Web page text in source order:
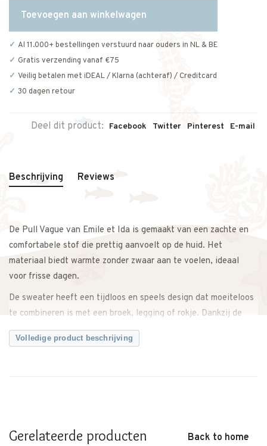
Toevoegen aan winkelwagen
Al 11.000+ bestellingen verstuurd naar ouders in NL & BE
Gratis verzending vanaf €75
Veilig betalen met iDEAL / Klarna (achteraf) / Creditcard
30 dagen retour
Deel dit product: Facebook Twitter Pinterest E-mail
Beschrijving Reviews
De Pull Vague van Emile et Ida is gemaakt van een zachte en
comfortabele stof die prettig aanvoelt op de huid. Het
materiaal biedt warmte zonder zwaar aan te voelen, ideaal
voor frisse dagen.
De sweater heeft een tijdloos en speels design dat moeiteloos
te combineren is met een broek, legging of rokje. Dankzij de
comfortabele pasvorm kan je kind vrij bewegen tijdens het
spelen.
Emile et Ida valt qua maat wat kleiner. Ons advies is dan ook
Volledige product beschrijving
Gerelateerde producten Back to home